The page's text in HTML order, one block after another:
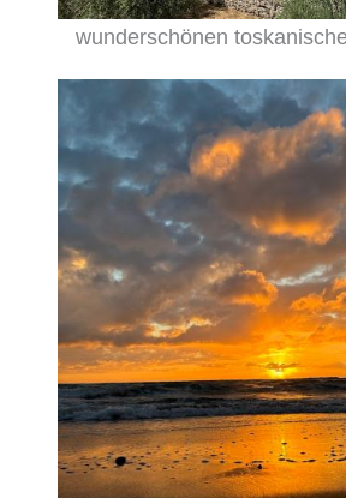
wunderschönen